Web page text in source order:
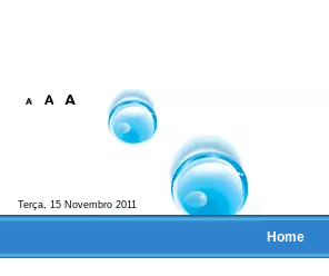
Terça, 15 Novembro 2011
Home